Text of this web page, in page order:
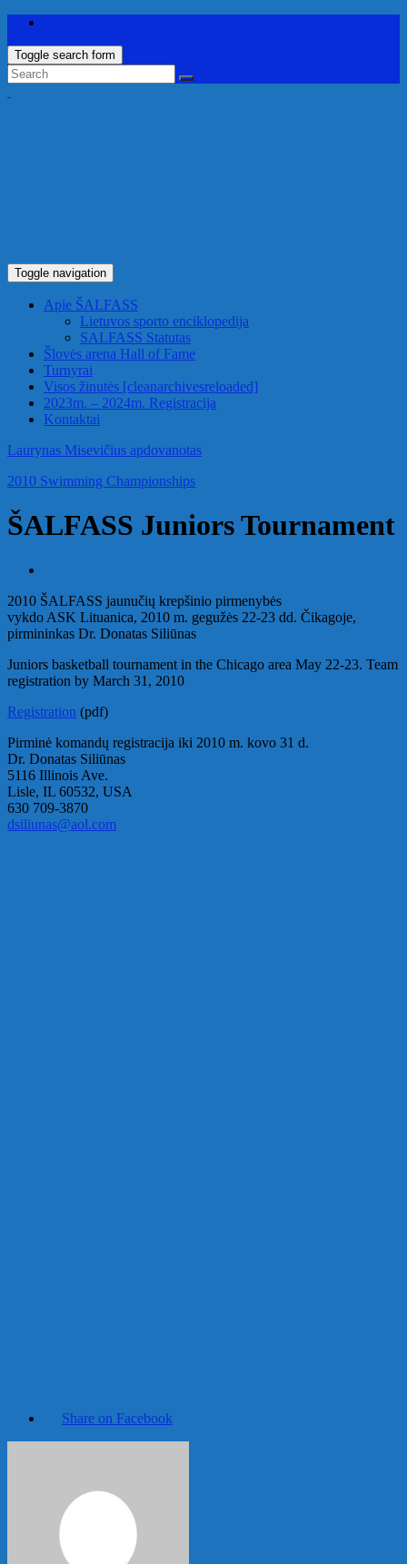
Toggle search form
Toggle navigation
Apie ŠALFASS
Lietuvos sporto enciklopedija
SALFASS Statutas
Šlovės arena Hall of Fame
Turnyrai
Visos žinutės [cleanarchivesreloaded]
2023m. – 2024m. Registracija
Kontaktai
Laurynas Misevičius apdovanotas
2010 Swimming Championships
ŠALFASS Juniors Tournament
2010 ŠALFASS jaunučių krepšinio pirmenybės
vykdo ASK Lituanica, 2010 m. gegužės 22-23 dd. Čikagoje,
pirmininkas Dr. Donatas Siliūnas
Juniors basketball tournament in the Chicago area May 22-23. Team
registration by March 31, 2010
Registration (pdf)
Pirminė komandų registracija iki 2010 m. kovo 31 d.
Dr. Donatas Siliūnas
5116 Illinois Ave.
Lisle, IL 60532, USA
630 709-3870
dsiliunas@aol.com
Share on Facebook